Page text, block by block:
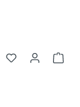
Du hast 0